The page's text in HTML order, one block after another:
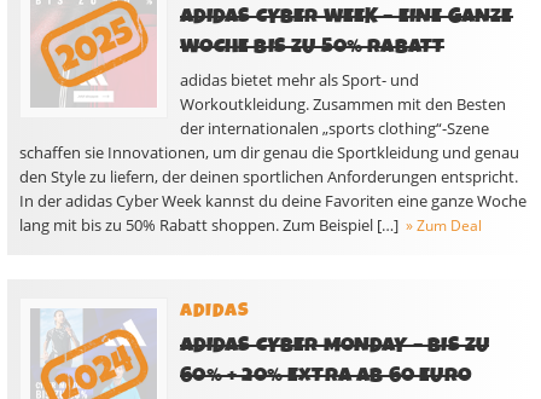
ADIDAS CYBER WEEK – EINE GANZE
WOCHE BIS ZU 50% RABATT
adidas bietet mehr als Sport- und
Workoutkleidung. Zusammen mit den Besten
der internationalen „sports clothing“-Szene
schaffen sie Innovationen, um dir genau die Sportkleidung und genau
den Style zu liefern, der deinen sportlichen Anforderungen entspricht.
In der adidas Cyber Week kannst du deine Favoriten eine ganze Woche
lang mit bis zu 50% Rabatt shoppen. Zum Beispiel […] » Zum Deal
ADIDAS
ADIDAS CYBER MONDAY – BIS ZU
60% + 20% EXTRA AB 60 EURO